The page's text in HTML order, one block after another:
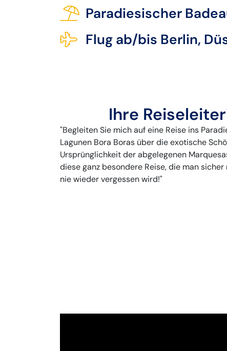
Paradiesischer
Flug ab/bis Berlin,
Ihre
"Begleiten Sie mich auf eine Reise ins
Lagunen Bora Boras über die exotische
Ursprünglichkeit der abgelegenen
diese ganz besondere Reise, die man
nie wieder vergessen wird!"